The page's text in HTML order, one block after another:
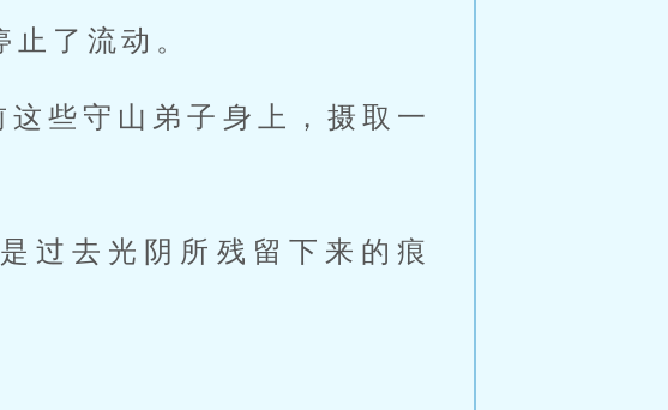
了流动。
些守山弟子身上，摄取一
过去光阴所残留下来的痕